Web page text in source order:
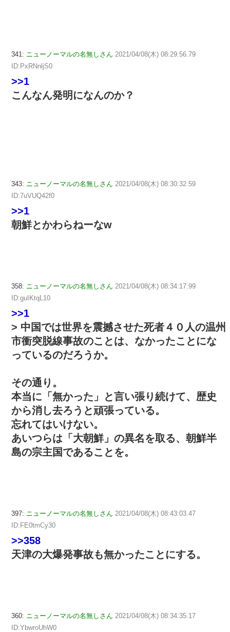
341: ニューノーマルの名無しさん 2021/04/08(木) 08:29:56.79
ID:PxRNnljS0
>>1
こんなん発明になんのか？
343: ニューノーマルの名無しさん 2021/04/08(木) 08:30:32.59
ID:7uVUQ42f0
>>1
朝鮮とかわらねーなw
358: ニューノーマルの名無しさん 2021/04/08(木) 08:34:17.99
ID:guIKtqL10
>>1
> 中国では世界を震撼させた死者４０人の温州
市衝突脱線事故のことは、なかったことにな
っているのだろうか。
その通り。
本当に「無かった」と言い張り続けて、歴史
から消し去ろうと頑張っている。
忘れてはいけない。
あいつらは「大朝鮮」の異名を取る、朝鮮半
島の宗主国であることを。
397: ニューノーマルの名無しさん 2021/04/08(木) 08:43:03.47
ID:FE0tmCy30
>>358
天津の大爆発事故も無かったことにする。
360: ニューノーマルの名無しさん 2021/04/08(木) 08:34:35.17
ID:YbwroUhW0